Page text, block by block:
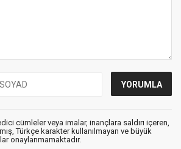
cümleler veya imalar, inançlara saldırı içeren,
Türkçe karakter kullanılmayan ve büyük
onaylanmamaktadır.